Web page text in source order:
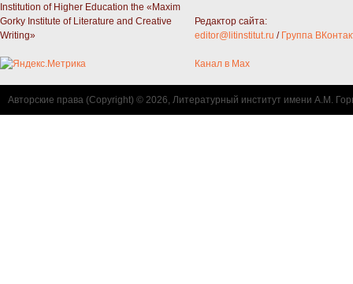
Institution of Higher Education the «Maxim
Gorky Institute of Literature and Creative
Writing»
Редактор сайта:
editor@litinstitut.ru / Группа
Канал в Max
Авторские права (Copyright) © 2026, Литературный институт имени А.М.